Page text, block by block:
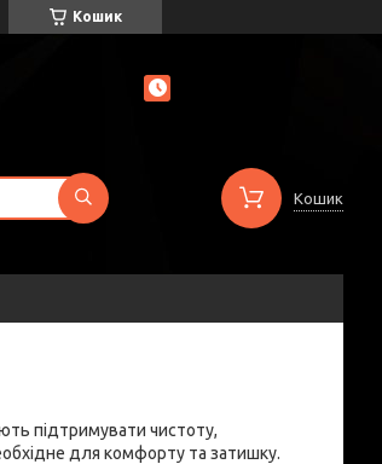
Кошик
Кошик
підтримувати чистоту,
для комфорту та затишку.